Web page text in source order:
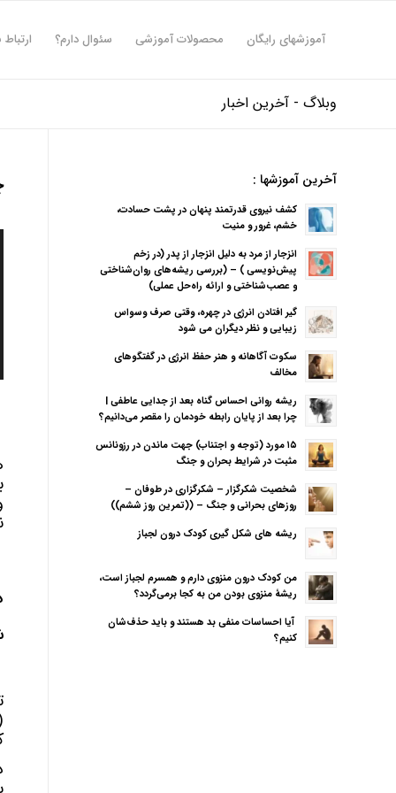
آموزشهای رایگان محصولات آموزشی سئوال دارم؟ ارتباط
وبلاگ - آخرین اخبار
آخرین آموزشها :
کشف نیروی قدرتمند پنهان در پشت حسادت،
خشم، غرور و منیت
انزجار از مرد به دلیل انزجار از پدر (در زخم
پیش‌نویسی ) – (بررسی ریشه‌های روان‌شناختی
و عصب‌شناختی و ارائه راه‌حل عملی)
گیر افتادن انرژی در چهره، وقتی صرف وسواس
زیبایی و نظر دیگران می شود
سکوت آگاهانه و هنر حفظ انرژی در گفتگوهای
مخالف
ریشه روانی احساس گناه بعد از جدایی عاطفی |
چرا بعد از پایان رابطه خودمان را مقصر می‌دانیم؟
۱۵ مورد (توجه و اجتناب) جهت ماندن در رزونانس
مثبت در شرایط بحران و جنگ
شخصیت شکرگزار – شکرگزاری در طوفان –
روزهای بحرانی و جنگ – ((تمرین روز ششم))
ریشه های شکل گیری کودک درون لجباز
من کودک درون منزوی دارم و همسرم لجباز است،
ریشهٔ منزوی بودن من به کجا برمی‌گردد؟
آیا احساسات منفی بد هستند و باید حذف‌شان
کنیم؟